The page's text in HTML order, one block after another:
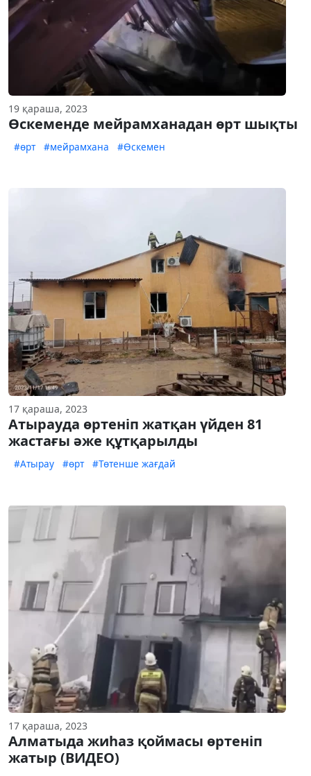
19 қараша, 2023
Өскеменде мейрамханадан өрт шықты
#өрт #мейрамхана #Өскемен
17 қараша, 2023
Атырауда өртеніп жатқан үйден 81
жастағы әже құтқарылды
#Атырау #өрт #Төтенше жағдай
17 қараша, 2023
Алматыда жиһаз қоймасы өртеніп
жатыр (ВИДЕО)